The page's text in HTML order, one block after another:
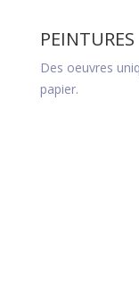
PEINTURES
Des oeuvres
papier.